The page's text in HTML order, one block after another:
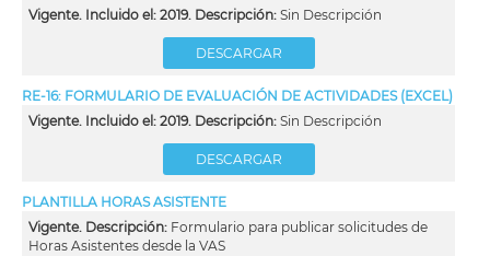
Vigente. Incluido el: 2019. Descripción: Sin Descripción
DESCARGAR
RE-16: FORMULARIO DE EVALUACIÓN DE ACTIVIDADES (EXCEL)
Vigente. Incluido el: 2019. Descripción: Sin Descripción
DESCARGAR
PLANTILLA HORAS ASISTENTE
Vigente. Descripción: Formulario para publicar solicitudes de
Horas Asistentes desde la VAS